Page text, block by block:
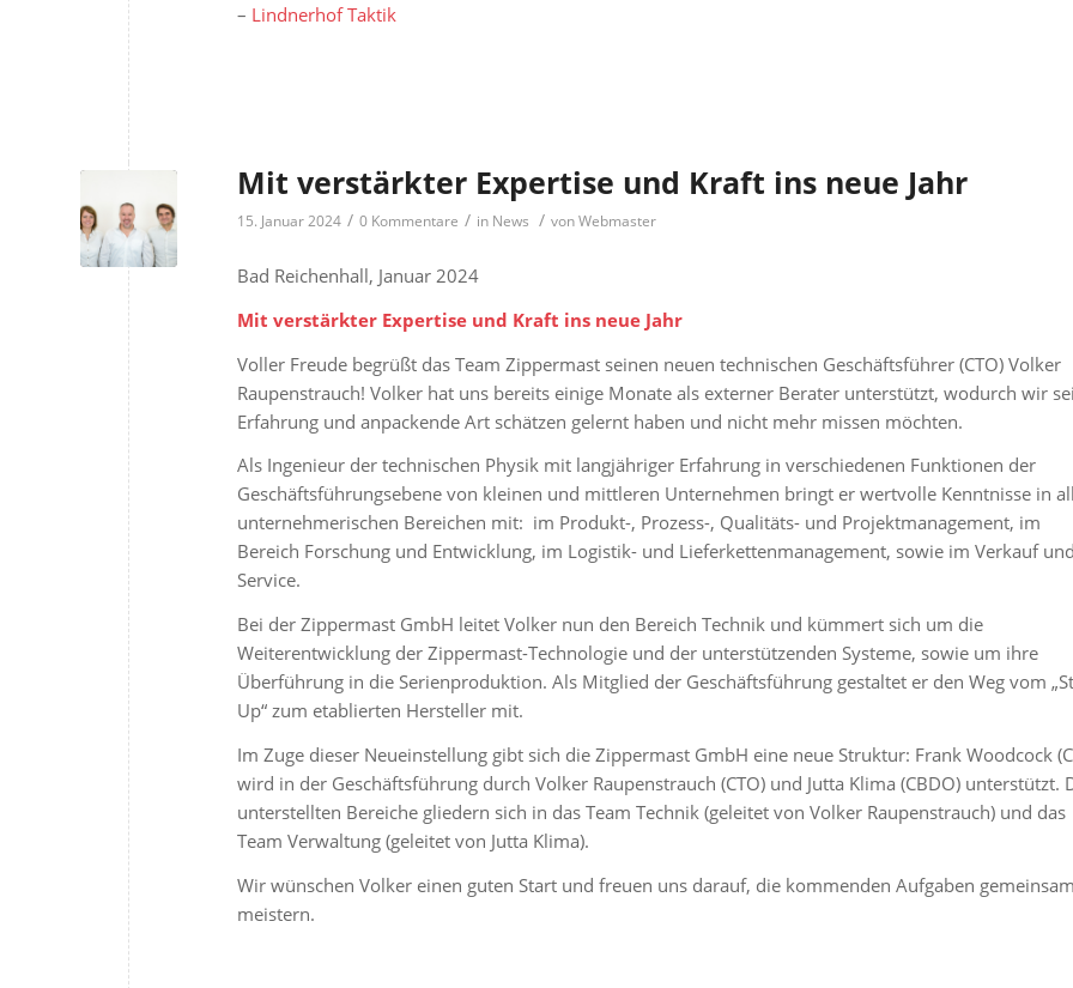
– Lindnerhof Taktik
Mit verstärkter Expertise und Kraft ins neue Jahr
15. Januar 2024 / 0 Kommentare / in News / vonWebmaster
Bad Reichenhall, Januar 2024
Mit verstärkter Expertise und Kraft ins neue Jahr
Voller Freude begrüßt das Team Zippermast seinen neuen technischen Geschäftsführer (CTO) Volker
Raupenstrauch! Volker hat uns bereits einige Monate als externer Berater unterstützt, wodurch wir
Erfahrung und anpackende Art schätzen gelernt haben und nicht mehr missen möchten.
Als Ingenieur der technischen Physik mit langjähriger Erfahrung in verschiedenen Funktionen der
Geschäftsführungsebene von kleinen und mittleren Unternehmen bringt er wertvolle Kenntnisse in
unternehmerischen Bereichen mit: im Produkt-, Prozess-, Qualitäts- und Projektmanagement, im
Bereich Forschung und Entwicklung, im Logistik- und Lieferkettenmanagement, sowie im Verkauf
Service.
Bei der Zippermast GmbH leitet Volker nun den Bereich Technik und kümmert sich um die
Weiterentwicklung der Zippermast-Technologie und der unterstützenden Systeme, sowie um ihre
Überführung in die Serienproduktion. Als Mitglied der Geschäftsführung gestaltet er den Weg vom
Up“ zum etablierten Hersteller mit.
Im Zuge dieser Neueinstellung gibt sich die Zippermast GmbH eine neue Struktur: Frank Woodcock
wird in der Geschäftsführung durch Volker Raupenstrauch (CTO) und Jutta Klima (CBDO) unterstützt.
unterstellten Bereiche gliedern sich in das Team Technik (geleitet von Volker Raupenstrauch) und das
Team Verwaltung (geleitet von Jutta Klima).
Wir wünschen Volker einen guten Start und freuen uns darauf, die kommenden Aufgaben
meistern.